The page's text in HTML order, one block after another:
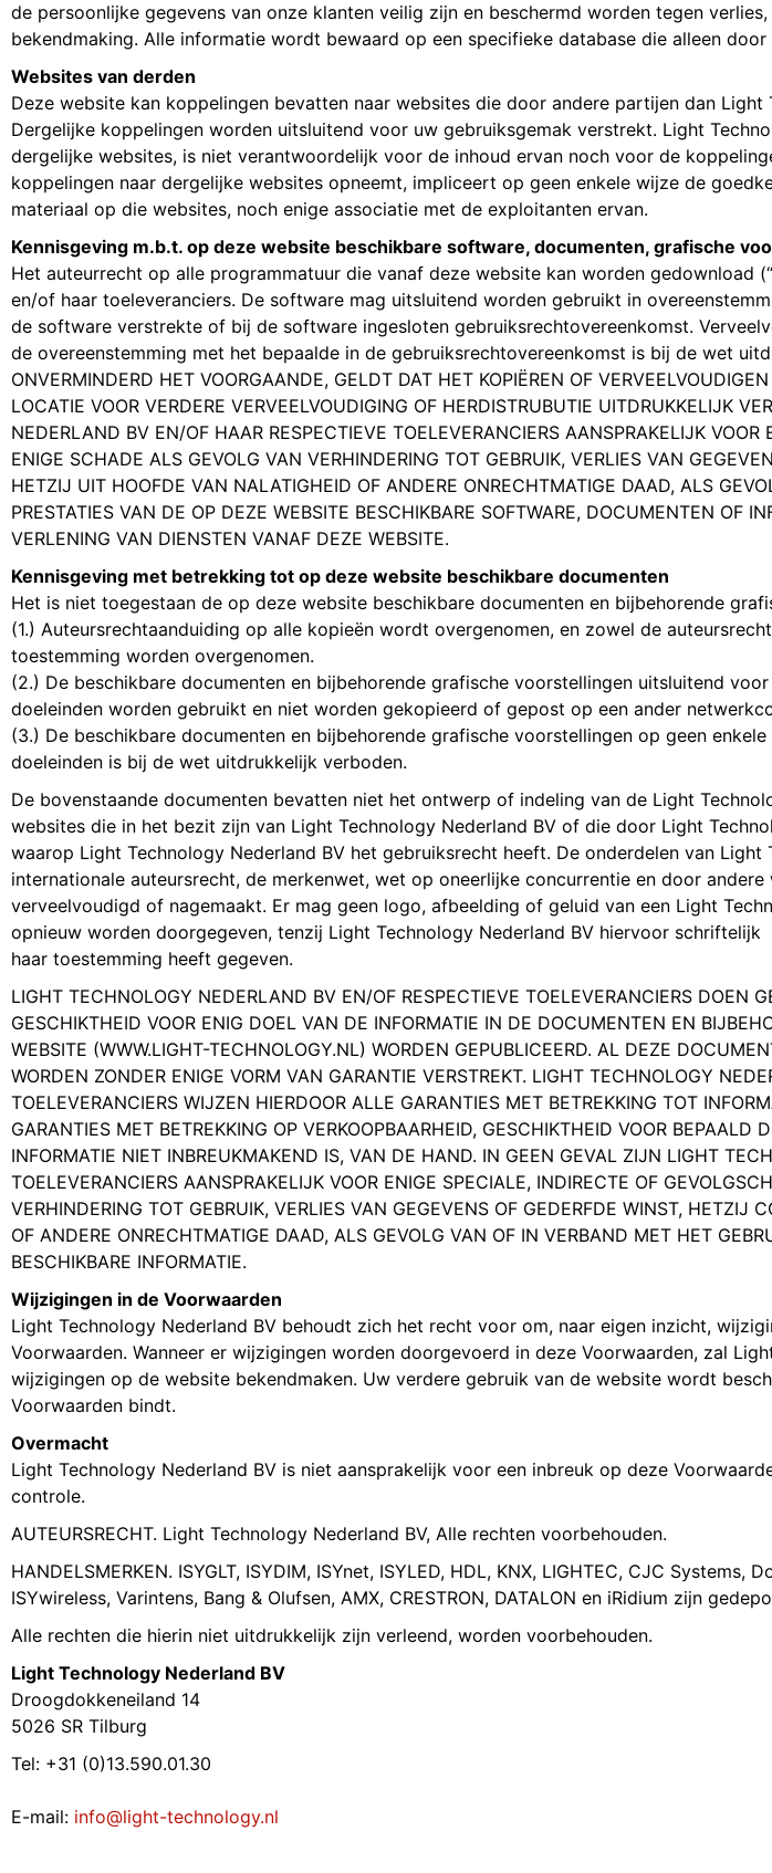
de persoonlijke gegevens van onze klanten veilig zijn en beschermd worden tegen
bekendmaking. Alle informatie wordt bewaard op een specifieke database die alleen
Websites van derden
Deze website kan koppelingen bevatten naar websites die door andere partijen dan
Dergelijke koppelingen worden uitsluitend voor uw gebruiksgemak verstrekt. Light
dergelijke websites, is niet verantwoordelijk voor de inhoud ervan noch voor de
koppelingen naar dergelijke websites opneemt, impliceert op geen enkele wijze de
materiaal op die websites, noch enige associatie met de exploitanten ervan.
Kennisgeving m.b.t. op deze website beschikbare software, documenten, grafische
Het auteurrecht op alle programmatuur die vanaf deze website kan worden gedownload
en/of haar toeleveranciers. De software mag uitsluitend worden gebruikt in
de software verstrekte of bij de software ingesloten gebruiksrechtovereenkomst.
de overeenstemming met het bepaalde in de gebruiksrechtovereenkomst is bij de wet
ONVERMINDERD HET VOORGAANDE, GELDT DAT HET KOPIËREN OF
LOCATIE VOOR VERDERE VERVEELVOUDIGING OF HERDISTRUBUTIE UITDRUKKELIJK
NEDERLAND BV EN/OF HAAR RESPECTIEVE TOELEVERANCIERS AANSPRAKELIJK
ENIGE SCHADE ALS GEVOLG VAN VERHINDERING TOT GEBRUIK, VERLIES VAN
HETZIJ UIT HOOFDE VAN NALATIGHEID OF ANDERE ONRECHTMATIGE DAAD, ALS
PRESTATIES VAN DE OP DEZE WEBSITE BESCHIKBARE SOFTWARE, DOCUMENTEN OF
VERLENING VAN DIENSTEN VANAF DEZE WEBSITE.
Kennisgeving met betrekking tot op deze website beschikbare documenten
Het is niet toegestaan de op deze website beschikbare documenten en bijbehorende
(1.) Auteursrechtaanduiding op alle kopieën wordt overgenomen, en zowel de
toestemming worden overgenomen.
(2.) De beschikbare documenten en bijbehorende grafische voorstellingen uitsluitend
doeleinden worden gebruikt en niet worden gekopieerd of gepost op een ander
(3.) De beschikbare documenten en bijbehorende grafische voorstellingen op geen
doeleinden is bij de wet uitdrukkelijk verboden.
De bovenstaande documenten bevatten niet het ontwerp of indeling van de Light
websites die in het bezit zijn van Light Technology Nederland BV of die door Light
waarop Light Technology Nederland BV het gebruiksrecht heeft. De onderdelen van
internationale auteursrecht, de merkenwet, wet op oneerlijke concurrentie en door
verveelvoudigd of nagemaakt. Er mag geen logo, afbeelding of geluid van een Light
opnieuw worden doorgegeven, tenzij Light Technology Nederland BV hiervoor schriftelijk
haar toestemming heeft gegeven.
LIGHT TECHNOLOGY NEDERLAND BV EN/OF RESPECTIEVE TOELEVERANCIERS DOEN
GESCHIKTHEID VOOR ENIG DOEL VAN DE INFORMATIE IN DE DOCUMENTEN EN
WEBSITE (WWW.LIGHT-TECHNOLOGY.NL) WORDEN GEPUBLICEERD. AL DEZE
WORDEN ZONDER ENIGE VORM VAN GARANTIE VERSTREKT. LIGHT TECHNOLOGY
TOELEVERANCIERS WIJZEN HIERDOOR ALLE GARANTIES MET BETREKKING TOT
GARANTIES MET BETREKKING OP VERKOOPBAARHEID, GESCHIKTHEID VOOR BEPAALD
INFORMATIE NIET INBREUKMAKEND IS, VAN DE HAND. IN GEEN GEVAL ZIJN LIGHT
TOELEVERANCIERS AANSPRAKELIJK VOOR ENIGE SPECIALE, INDIRECTE OF
VERHINDERING TOT GEBRUIK, VERLIES VAN GEGEVENS OF GEDERFDE WINST, HETZIJ
OF ANDERE ONRECHTMATIGE DAAD, ALS GEVOLG VAN OF IN VERBAND MET HET
BESCHIKBARE INFORMATIE.
Wijzigingen in de Voorwaarden
Light Technology Nederland BV behoudt zich het recht voor om, naar eigen inzicht,
Voorwaarden. Wanneer er wijzigingen worden doorgevoerd in deze Voorwaarden, zal
wijzigingen op de website bekendmaken. Uw verdere gebruik van de website wordt
Voorwaarden bindt.
Overmacht
Light Technology Nederland BV is niet aansprakelijk voor een inbreuk op deze
controle.
AUTEURSRECHT. Light Technology Nederland BV, Alle rechten voorbehouden.
HANDELSMERKEN. ISYGLT, ISYDIM, ISYnet, ISYLED, HDL, KNX, LIGHTEC, CJC Systems,
ISYwireless, Varintens, Bang & Olufsen, AMX, CRESTRON, DATALON en iRidium zijn
Alle rechten die hierin niet uitdrukkelijk zijn verleend, worden voorbehouden.
Light Technology Nederland BV
Droogdokkeneiland 14
5026 SR Tilburg
Tel: +31 (0)13.590.01.30
E-mail: info@light-technology.nl